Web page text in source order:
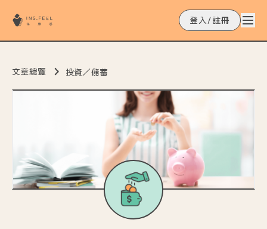
登入/註冊
文章總覽 投資／儲蓄